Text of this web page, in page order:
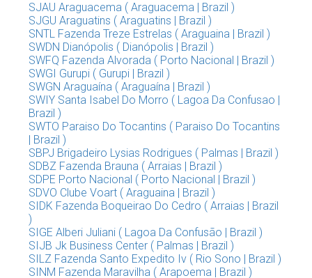
SJAU Araguacema ( Araguacema | Brazil )
SJGU Araguatins ( Araguatins | Brazil )
SNTL Fazenda Treze Estrelas ( Araguaina | Brazil )
SWDN Dianópolis ( Dianópolis | Brazil )
SWFQ Fazenda Alvorada ( Porto Nacional | Brazil )
SWGI Gurupi ( Gurupi | Brazil )
SWGN Araguaína ( Araguaína | Brazil )
SWIY Santa Isabel Do Morro ( Lagoa Da Confusao |
Brazil )
SWTO Paraiso Do Tocantins ( Paraiso Do Tocantins
| Brazil )
SBPJ Brigadeiro Lysias Rodrigues ( Palmas | Brazil )
SDBZ Fazenda Brauna ( Arraias | Brazil )
SDPE Porto Nacional ( Porto Nacional | Brazil )
SDVO Clube Voart ( Araguaina | Brazil )
SIDK Fazenda Boqueirao Do Cedro ( Arraias | Brazil
)
SIGE Alberi Juliani ( Lagoa Da Confusão | Brazil )
SIJB Jk Business Center ( Palmas | Brazil )
SILZ Fazenda Santo Expedito Iv ( Rio Sono | Brazil )
SINM Fazenda Maravilha ( Arapoema | Brazil )